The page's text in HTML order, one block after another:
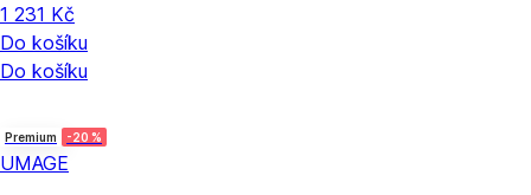
1 231 Kč
Do košíku
Do košíku
Premium -20 %
UMAGE